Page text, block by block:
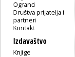
Ogranci
Društva prijatelja i
partneri
Kontakt
Izdavaštvo
Knjige